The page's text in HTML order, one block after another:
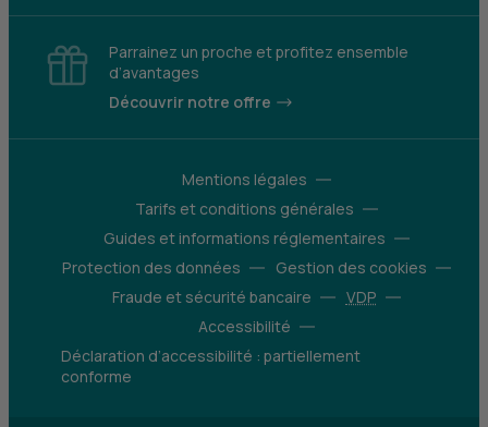
Parrainez un proche et profitez ensemble
d’avantages
Découvrir notre offre
Mentions légales
Tarifs et conditions générales
Guides et informations réglementaires
Protection des données
Gestion des cookies
Fraude et sécurité bancaire
VDP
Accessibilité
Déclaration d’accessibilité : partiellement
conforme